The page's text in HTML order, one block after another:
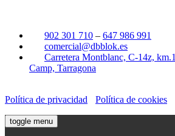
902 301 710 – 647 986 991
comercial@dbblok.es
Carretera Montblanc, C-14z,
Camp, Tarragona
Política de privacidad
Política de cookies
toggle menu